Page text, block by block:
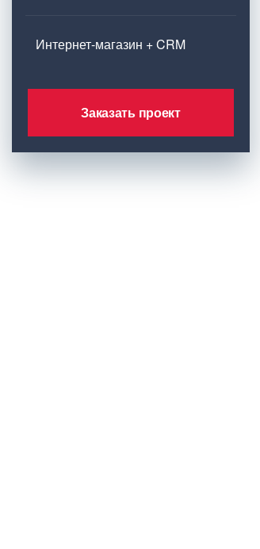
Интернет-магазин + CRM
Заказать проект